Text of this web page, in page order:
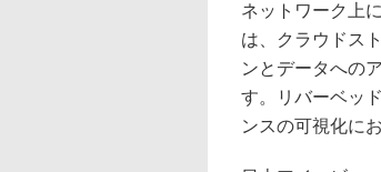
ネットワーク上
は、クラウドス
ンとデータへの
す。リバーベッ
ンスの可視化に